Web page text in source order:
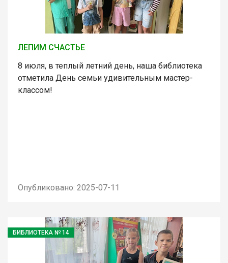
ЛЕПИМ СЧАСТЬЕ
8 июля, в теплый летний день, наша библиотека
отметила День семьи удивительным мастер-
классом!
Опубликовано: 2025-07-11
БИБЛИОТЕКА № 14